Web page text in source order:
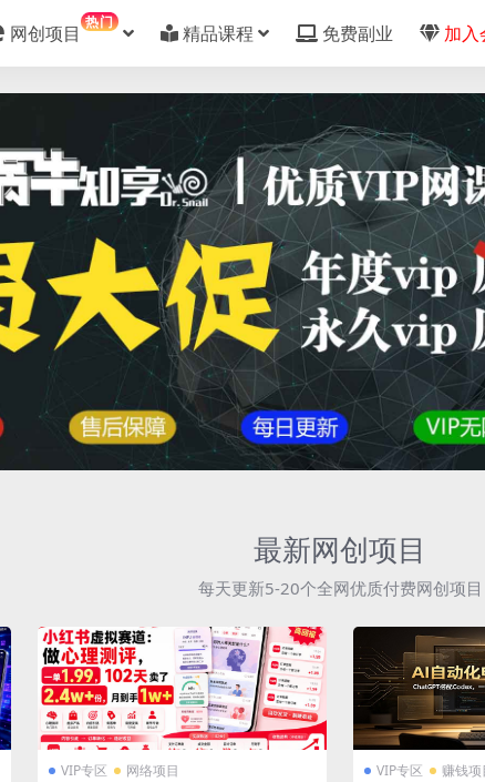
网创项目 热门 精品课程 免费副业 加入
最新网创项目
每天更新5-20个全网优质付费网创项目
VIP专区 网络项目 VIP专区 赚钱项